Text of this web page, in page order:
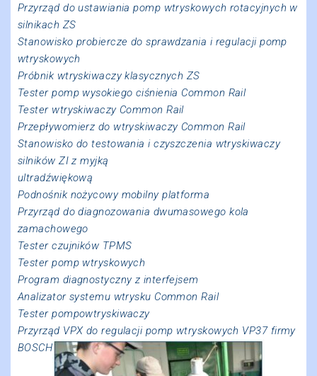
Przyrząd do ustawiania pomp wtryskowych rotacyjnych w
silnikach ZS
Stanowisko probiercze do sprawdzania i regulacji pomp
wtryskowych
Próbnik wtryskiwaczy klasycznych ZS
Tester pomp wysokiego ciśnienia Common Rail
Tester wtryskiwaczy Common Rail
Przepływomierz do wtryskiwaczy Common Rail
Stanowisko do testowania i czyszczenia wtryskiwaczy
silników ZI z myjką
ultradźwiękową
Podnośnik nożycowy mobilny platforma
Przyrząd do diagnozowania dwumasowego kola
zamachowego
Tester czujników TPMS
Tester pomp wtryskowych
Program diagnostyczny z interfejsem
Analizator systemu wtrysku Common Rail
Tester pompowtryskiwaczy
Przyrząd VPX do regulacji pomp wtryskowych VP37 firmy
BOSCH